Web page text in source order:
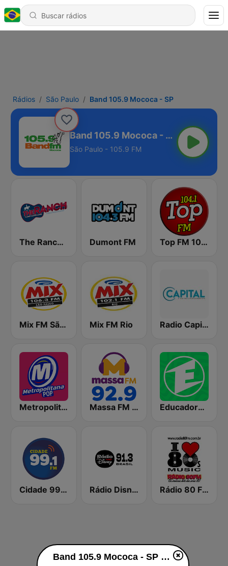
Rádios São Paulo Band 105.9 Mococa - SP
Band 105.9 Mococa - SP
São Paulo - 105.9 FM
The Ranch - Classic Country Dumont FM Top FM 104.1
Mix FM São Paulo Mix FM Rio Radio Capital
Metropolitana Pop Massa FM 92.9 - São Paulo Educadora FM 91.7
Cidade 99.1 FM Rádio Disney Rádio 80 FM - Anos 80
Band 105.9 Mococa - SP ao vivo